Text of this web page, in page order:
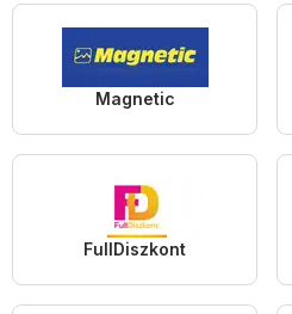
Magnetic
FullDiszkont